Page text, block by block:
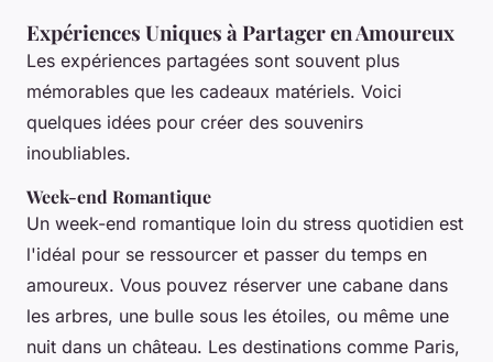
Expériences Uniques à Partager en Amoureux
Les expériences partagées sont souvent plus
mémorables que les cadeaux matériels. Voici
quelques idées pour créer des souvenirs
inoubliables.
Week-end Romantique
Un week-end romantique loin du stress quotidien est
l'idéal pour se ressourcer et passer du temps en
amoureux. Vous pouvez réserver une cabane dans
les arbres, une bulle sous les étoiles, ou même une
nuit dans un château. Les destinations comme Paris,